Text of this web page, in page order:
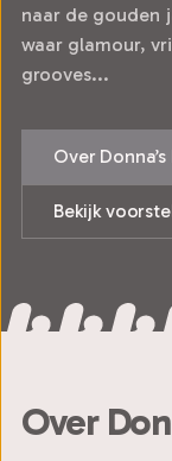
naar de gouden
waar glamour,
grooves...
Over
Bekijk
Over